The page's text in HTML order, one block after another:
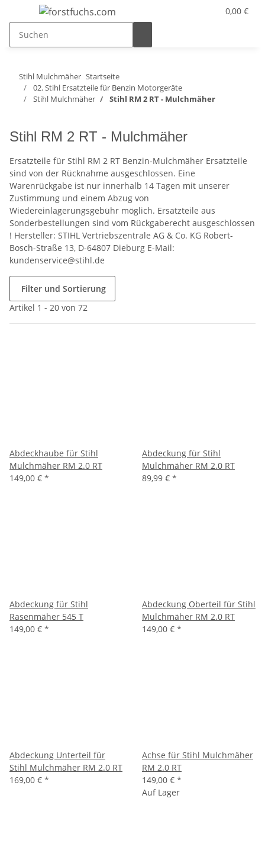
0,00 €
Stihl Mulchmäher Startseite
02. Stihl Ersatzteile für Benzin Motorgeräte
Stihl Mulchmäher
Stihl RM 2 RT - Mulchmäher
Stihl RM 2 RT - Mulchmäher
Ersatzteile für Stihl RM 2 RT Benzin-Mulchmäher Ersatzteile
sind von der Rücknahme ausgeschlossen. Eine
Warenrückgabe ist nur innerhalb 14 Tagen mit unserer
Zustimmung und einem Abzug von
Wiedereinlagerungsgebühr möglich. Ersatzteile aus
Sonderbestellungen sind vom Rückgaberecht ausgeschlossen
! Hersteller: STIHL Vertriebszentrale AG & Co. KG Robert-
Bosch-Straße 13, D-64807 Dieburg E-Mail:
kundenservice@stihl.de
Filter und Sortierung
Artikel 1 - 20 von 72
Abdeckhaube für Stihl
Mulchmäher RM 2.0 RT
149,00 € *
Abdeckung für Stihl
Mulchmäher RM 2.0 RT
89,99 € *
Abdeckung für Stihl
Rasenmäher 545 T
149,00 € *
Abdeckung Oberteil für Stihl
Mulchmäher RM 2.0 RT
149,00 € *
Abdeckung Unterteil für
Stihl Mulchmäher RM 2.0 RT
169,00 € *
Achse für Stihl Mulchmäher
RM 2.0 RT
149,00 € *
Auf Lager